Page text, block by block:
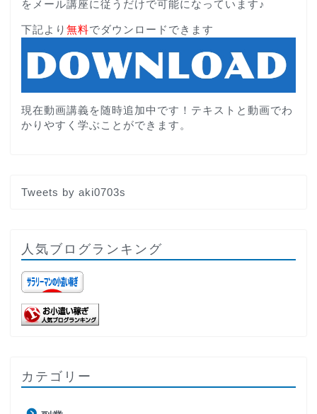
をメール講座に従うだけで可能になっています♪
下記より 無料でダウンロードできます
現在動画講義を随時追加中です！テキストと動画でわ
かりやすく学ぶことができます。
Tweets by aki0703s
人気ブログランキング
カテゴリー